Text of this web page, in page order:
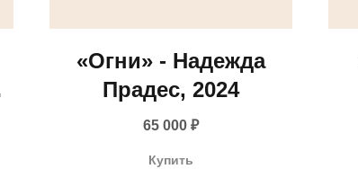
«Огни» - Надежда
Прадес, 2024
65 000 ₽
Купить